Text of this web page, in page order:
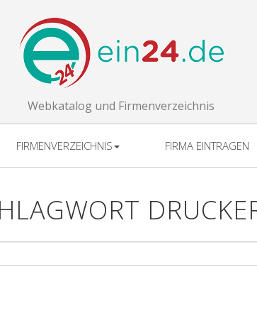
Webkatalog und Firmenverzeichnis
FIRMENVERZEICHNIS FIRMA EINTRAGEN